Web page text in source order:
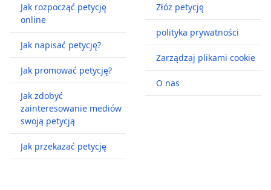
Jak rozpocząć petycję
online
Jak napisać petycję?
Jak promować petycję?
Jak zdobyć
zainteresowanie mediów
swoją petycją
Jak przekazać petycję
Złóż petycję
polityka prywatności
Zarządzaj plikami cookie
O nas